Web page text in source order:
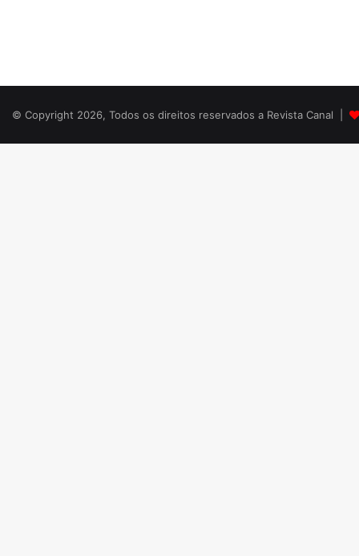
© Copyright 2026, Todos os direitos reservados a Revista Canal |